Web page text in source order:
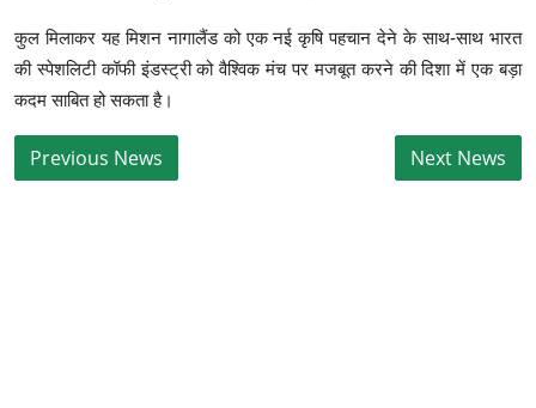
कुल मिलाकर यह मिशन नागालैंड को एक नई कृषि पहचान देने के साथ-साथ भारत
की स्पेशलिटी कॉफी इंडस्ट्री को वैश्विक मंच पर मजबूत करने की दिशा में एक बड़ा
कदम साबित हो सकता है।